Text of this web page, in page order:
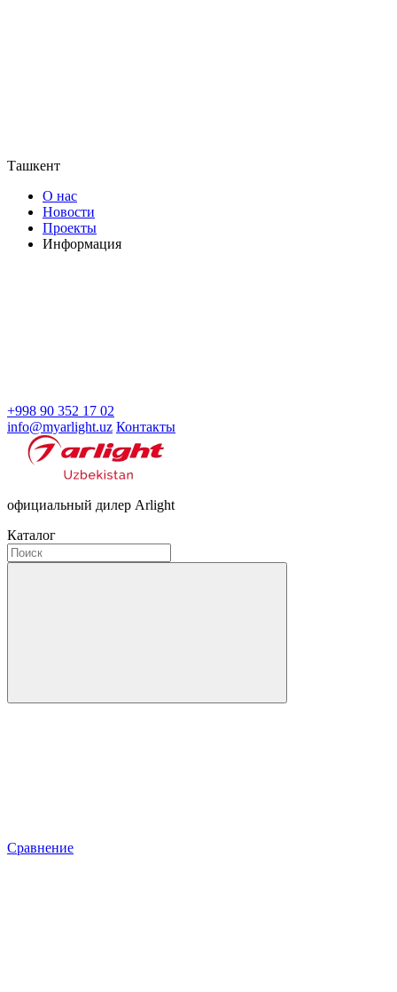
Ташкент
О нас
Новости
Проекты
Информация
+998 90 352 17 02
info@myarlight.uz Контакты
официальный дилер Arlight
Каталог
Сравнение